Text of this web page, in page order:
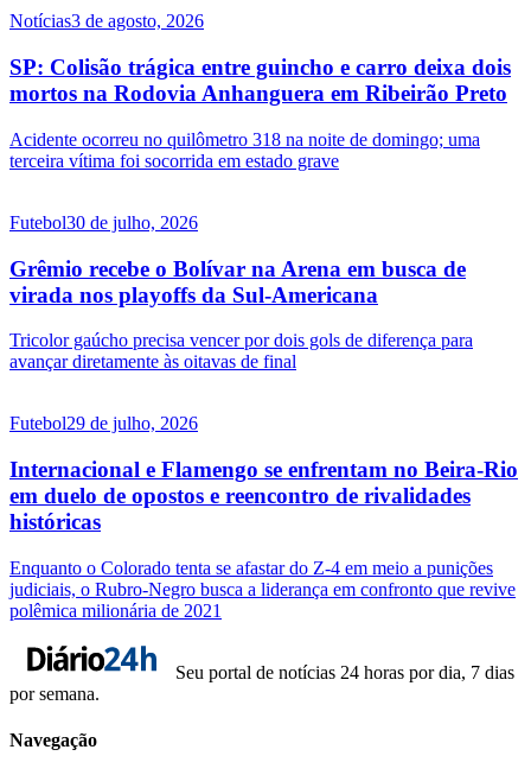
Notícias3 de agosto, 2026
SP: Colisão trágica entre guincho e carro deixa dois
mortos na Rodovia Anhanguera em Ribeirão Preto
Acidente ocorreu no quilômetro 318 na noite de domingo; uma
terceira vítima foi socorrida em estado grave
Futebol30 de julho, 2026
Grêmio recebe o Bolívar na Arena em busca de
virada nos playoffs da Sul-Americana
Tricolor gaúcho precisa vencer por dois gols de diferença para
avançar diretamente às oitavas de final
Futebol29 de julho, 2026
Internacional e Flamengo se enfrentam no Beira-Rio
em duelo de opostos e reencontro de rivalidades
históricas
Enquanto o Colorado tenta se afastar do Z-4 em meio a punições
judiciais, o Rubro-Negro busca a liderança em confronto que revive
polêmica milionária de 2021
Seu portal de notícias 24 horas por dia, 7 dias
por semana.
Navegação